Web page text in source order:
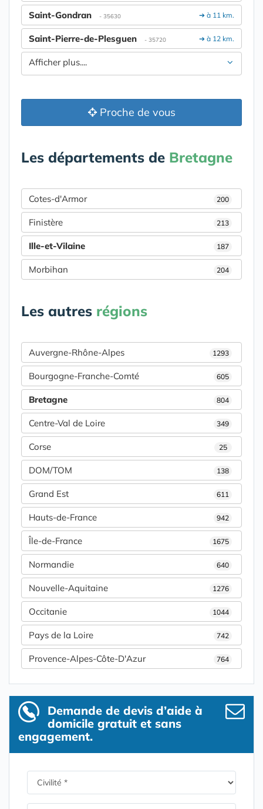
➔ à 11 km.
Saint-Gondran - 35630
➔ à 12 km.
Saint-Pierre-de-Plesguen - 35720
Afficher plus....
Proche de vous
Les départements de Bretagne
Cotes-d'Armor 200
Finistère 213
Ille-et-Vilaine 187
Morbihan 204
Les autres régions
Auvergne-Rhône-Alpes 1293
Bourgogne-Franche-Comté 605
Bretagne 804
Centre-Val de Loire 349
Corse 25
DOM/TOM 138
Grand Est 611
Hauts-de-France 942
Île-de-France 1675
Normandie 640
Nouvelle-Aquitaine 1276
Occitanie 1044
Pays de la Loire 742
Provence-Alpes-Côte-D'Azur 764
Demande de devis d’aide à
domicile gratuit et sans
engagement.